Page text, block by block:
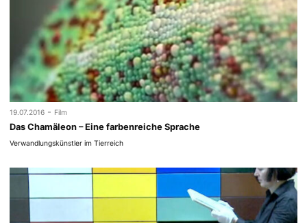
19.07.2016 - Film
Das Chamäleon – Eine farbenreiche Sprache
Verwandlungskünstler im Tierreich